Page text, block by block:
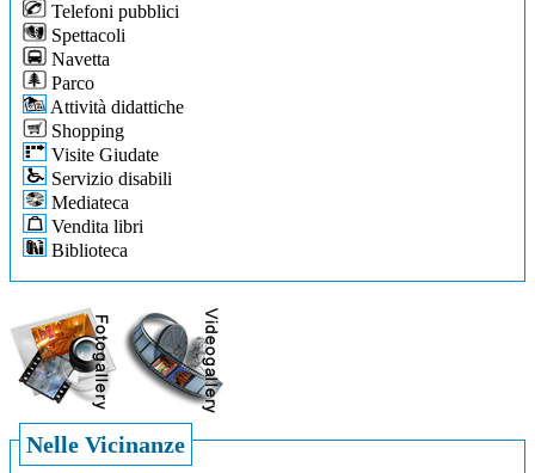
Telefoni pubblici
Spettacoli
Navetta
Parco
Attività didattiche
Shopping
Visite Giudate
Servizio disabili
Mediateca
Vendita libri
Biblioteca
Nelle Vicinanze